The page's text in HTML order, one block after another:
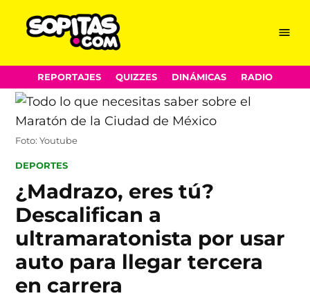
Skip
to
content
Menu
REPORTAJES QUIZZES DINÁMICAS RADIO
Foto: Youtube
POSTED
DEPORTES
¿Madrazo, eres tú?
Descalifican a
ultramaratonista por usar
auto para llegar tercera
en carrera